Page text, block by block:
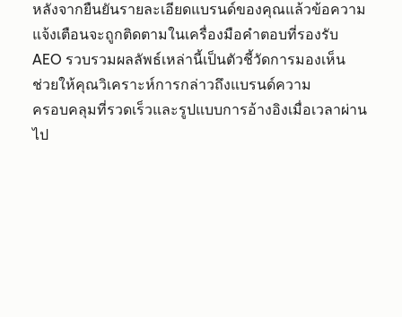
หลังจากยืนยันรายละเอียดแบรนด์ของคุณแล้วข้อความ
แจ้งเตือนจะถูกติดตามในเครื่องมือคำตอบที่รองรับ
AEO รวบรวมผลลัพธ์เหล่านี้เป็นตัวชี้วัดการมองเห็น
ช่วยให้คุณวิเคราะห์การกล่าวถึงแบรนด์ความ
ครอบคลุมที่รวดเร็วและรูปแบบการอ้างอิงเมื่อเวลาผ่าน
ไป